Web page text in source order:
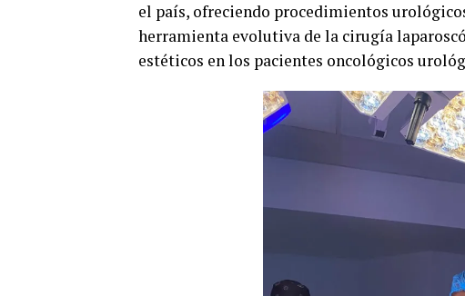
el país, ofreciendo procedimientos
herramienta evolutiva de la cirugía
estéticos en los pacientes oncológicos